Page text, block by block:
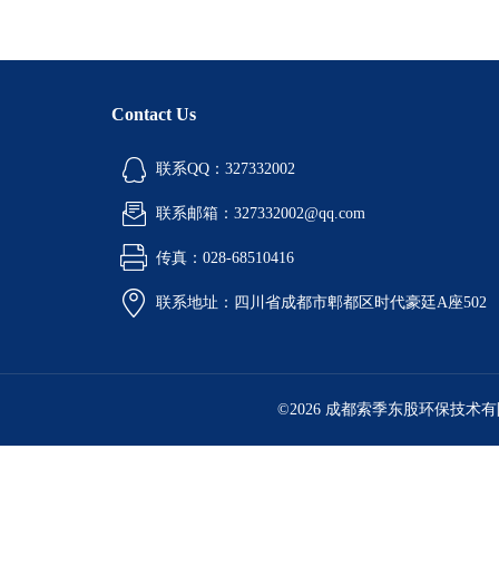
Contact Us
联系QQ：327332002
联系邮箱：327332002@qq.com
传真：028-68510416
联系地址：四川省成都市郫都区时代豪廷A座502
©2026 成都索季东股环保技术